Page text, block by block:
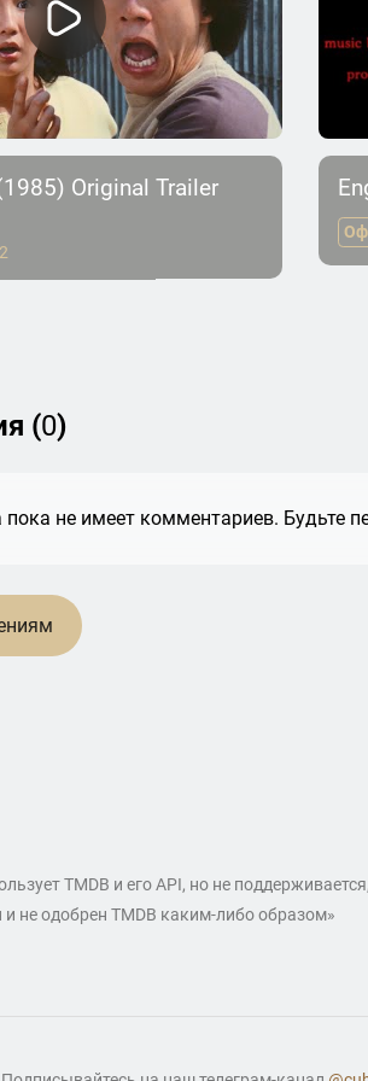
Original Trailer
(0)
пока не имеет комментариев. Будьте
TMDB и его API, но не поддерживается,
и не одобрен TMDB каким-либо образом»